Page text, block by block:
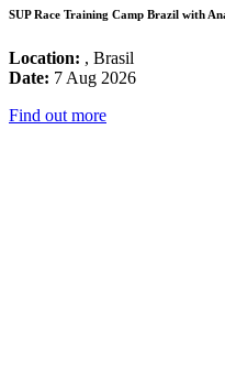
SUP Race Training Camp Brazil with
Location: , Brasil
Date: 7 Aug 2026
Find out more